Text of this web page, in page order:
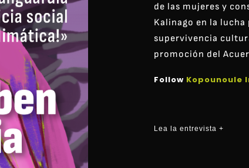
de las mujeres y
Kalinago en la
supervivencia
promoción del
Follow Kopounoule
Lea la entrevista +